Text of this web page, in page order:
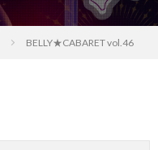
BELLY★CABARET vol.46